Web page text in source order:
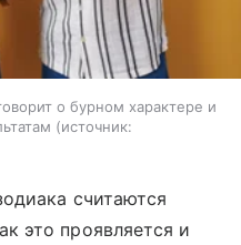
о бурном характере и
источник:
считаются
это проявляется и